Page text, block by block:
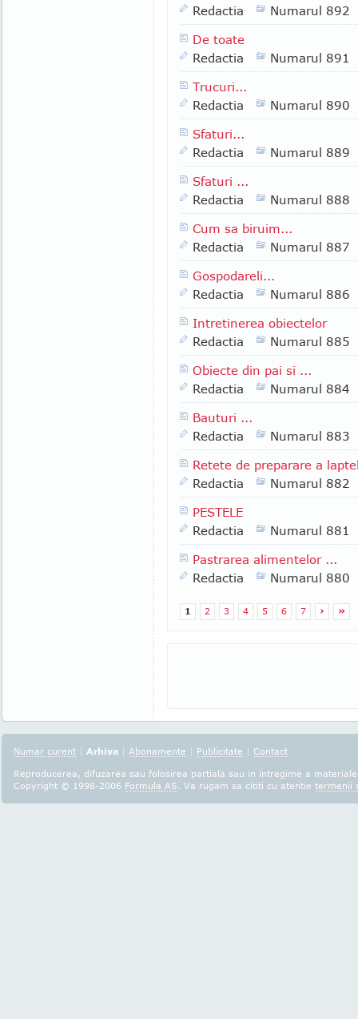
Redactia
Numarul 892
De toate
Redactia
Numarul 891
Trucuri...
Redactia
Numarul 890
Sfaturi...
Redactia
Numarul 889
Sfaturi ...
Redactia
Numarul 888
Cum sa biruim...
Redactia
Numarul 887
Gospodareli...
Redactia
Numarul 886
Intretinerea obiectelor
Redactia
Numarul 885
Obiecte din pai si ...
Redactia
Numarul 884
Bauturi ...
Redactia
Numarul 883
Retete de preparare a
Redactia
Numarul 882
PESTELE
Redactia
Numarul 881
Pastrarea alimentelor ...
Redactia
Numarul 880
1 2 3 4 5 6 7 › »
Numar curent | Arhiva | Abonamente | Publicitate | Contact
Reproducerea, difuzarea sau folosirea partiala sau in intregime a
Copyright © 1998-2006 Formula AS. Va rugam sa cititi cu atentie termenii